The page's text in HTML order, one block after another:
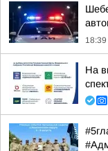
18:39
На